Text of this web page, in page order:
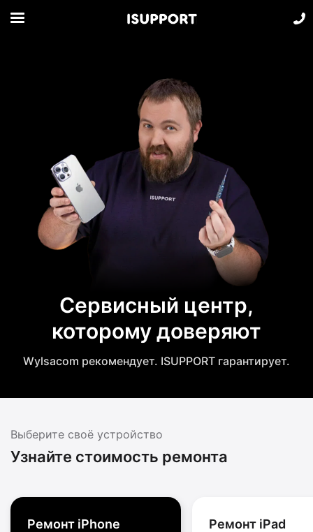
Сервисный центр,
которому доверяют
Wylsacom рекомендует. ISUPPORT гарантирует.
Выберите своё устройство
Узнайте стоимость ремонта
Ремонт iPhone Ремонт iPad